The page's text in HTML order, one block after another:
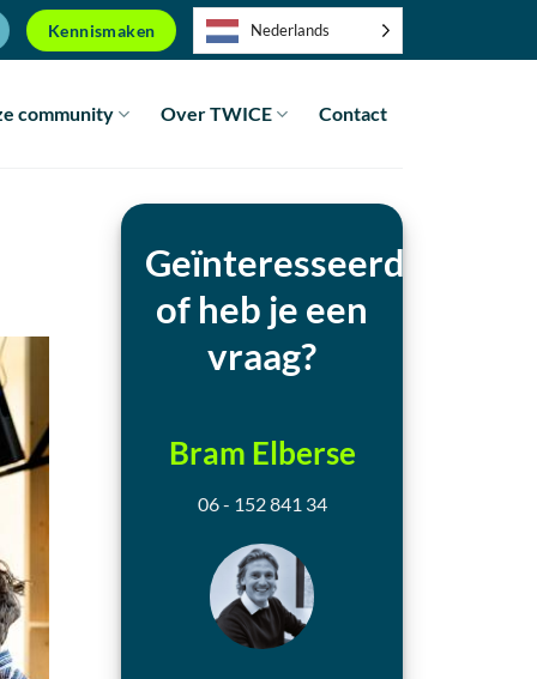
Kennismaken Nederlands
community Over TWICE Contact
Geïnteresseerd
of heb je een
vraag?
Bram Elberse
06 - 152 841 34